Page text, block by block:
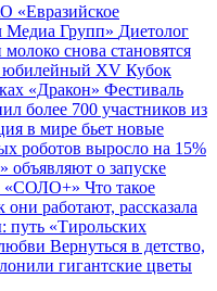
«Евразийское
Медиа Групп» Диетолог
снова становятся
юбилейный XV Кубок
«Дракон» Фестиваль
более 700 участников из
в мире бьет новые
роботов выросло на 15%
о запуске
«СОЛО+» Что такое
работают, рассказала
путь «Тирольских
Вернуться в детство,
гигантские цветы